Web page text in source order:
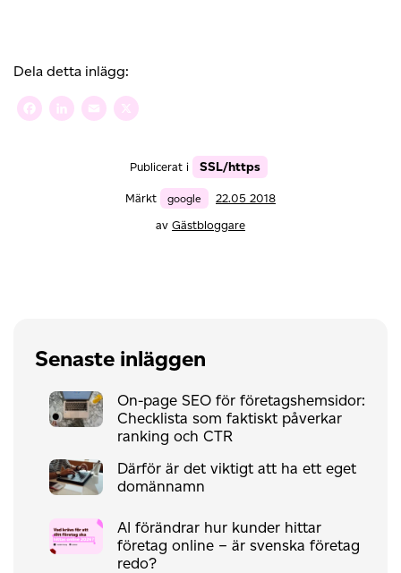
Dela detta inlägg:
Facebook
LinkedIn
Email
Publicerat i SSL/https
Märkt google
22.05 2018
av Gästbloggare
Senaste inläggen
On-page SEO för företagshemsidor:
Checklista som faktiskt påverkar
ranking och CTR
Därför är det viktigt att ha ett eget
domännamn
AI förändrar hur kunder hittar
företag online – är svenska företag
redo?